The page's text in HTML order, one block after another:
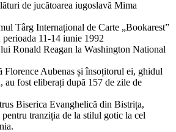
de jucătoarea iugoslavă Mima
Târg Internațional de Carte „Bookarest”
11-14 iunie 1992
Ronald Reagan la Washington National
Florence Aubenas și însoțitorul ei, ghidul
au fost eliberați după 157 de zile de
Biserica Evanghelică din Bistrița,
tranziția de la stilul gotic la cel